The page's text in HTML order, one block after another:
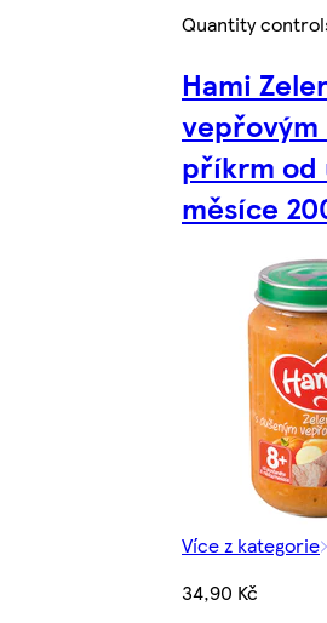
Quantity
Hami
vepřovým
příkrm od
měsíce
Více z kategorie
34,90 Kč